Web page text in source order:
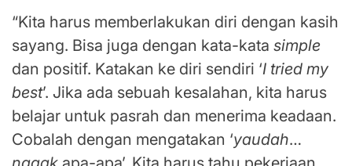
“Kita harus memberlakukan diri dengan kasih
sayang. Bisa juga dengan kata-kata simple
dan positif. Katakan ke diri sendiri ‘I tried my
best’. Jika ada sebuah kesalahan, kita harus
belajar untuk pasrah dan menerima keadaan.
Cobalah dengan mengatakan ‘yaudah…